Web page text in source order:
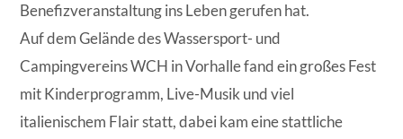
Benefizveranstaltung ins Leben gerufen hat.
Auf dem Gelände des Wassersport- und
Campingvereins WCH in Vorhalle fand ein großes Fest
mit Kinderprogramm, Live-Musik und viel
italienischem Flair statt, dabei kam eine stattliche